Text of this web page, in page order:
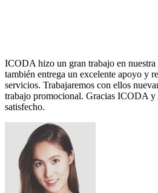
ICODA hizo un gran trabajo en nuestra
también entrega un excelente apoyo y
servicios. Trabajaremos con ellos
trabajo promocional. Gracias ICODA
satisfecho.